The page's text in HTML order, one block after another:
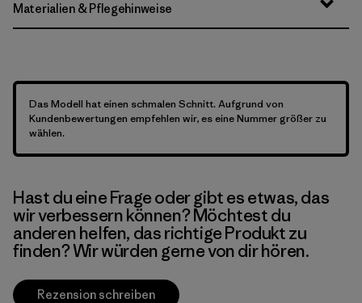
Materialien & Pflegehinweise
Das Modell hat einen schmalen Schnitt. Aufgrund von
Kundenbewertungen empfehlen wir, es eine Nummer größer zu
wählen.
Hast du eine Frage oder gibt es etwas, das
wir verbessern können? Möchtest du
anderen helfen, das richtige Produkt zu
finden? Wir würden gerne von dir hören.
Rezension schreiben